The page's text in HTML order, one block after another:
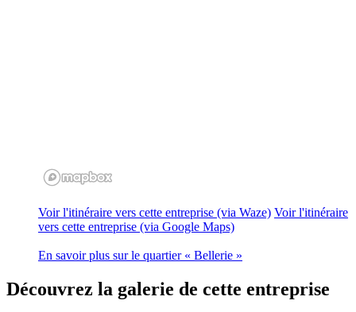
Voir l'itinéraire vers cette entreprise (via Waze) Voir l'itinéraire
vers cette entreprise (via Google Maps)
En savoir plus sur le quartier « Bellerie »
Découvrez la galerie de cette entreprise